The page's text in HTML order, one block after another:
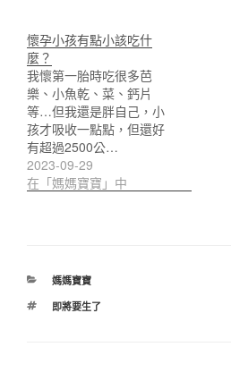
懷孕小孩有點小該吃什
麼？
我懷第一胎時吃很多芭
樂、小魚乾、菜、鈣片
等…但我還是胖自己，小
孩才吸收一點點，但還好
有超過2500公…
2023-09-29
在「媽媽寶寶」中
分
媽媽寶寶
標
即將要生了